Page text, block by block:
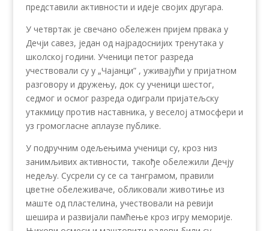
представили активности и идеје својих другара.
У четвртак је свечано обележен пријем првака у
Дечји савез, један од најрадоснијих тренутака у
школској години. Ученици петог разреда
учествовали су у „Чајанци” , уживајући у пријатном
разговору и дружењу, док су ученици шестог,
седмог и осмог разреда одиграли пријатељску
утакмицу против наставника, у веселој атмосфери и
уз громогласне аплаузе публике.
У подручним одељењима ученици су, кроз низ
занимљивих активности, такође обележили Дечју
недељу. Сусрели су се са танграмом, правили
цветне обележиваче, обликовали животиње из
маште од пластелина, учествовали на ревији
шешира и развијали памћење кроз игру меморије.